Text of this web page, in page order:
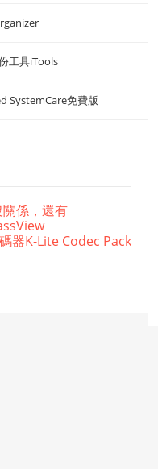
工具iTools
SystemCare免費版
係，還有
器K-Lite Codec Pack